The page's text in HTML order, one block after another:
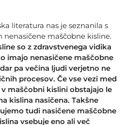
literatura nas je seznanila s
nenasičene maščobne kisline.
so z zdravstvenega vidika
imajo nenasičene maščobne
pa večina ljudi verjetno ne
procesov. Če vse vezi med
maščobni kislini obstajajo le
kislina nasičena. Takšne
tudi nasičene maščobne
vsebuje eno ali več